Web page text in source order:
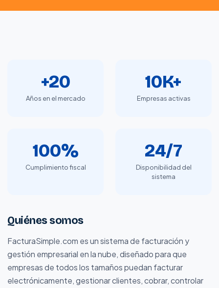
+20
Años en el mercado
10K+
Empresas activas
100%
Cumplimiento fiscal
24/7
Disponibilidad del
sistema
Quiénes somos
FacturaSimple.com es un sistema de facturación y
gestión empresarial en la nube, diseñado para que
empresas de todos los tamaños puedan facturar
electrónicamente, gestionar clientes, cobrar, controlar